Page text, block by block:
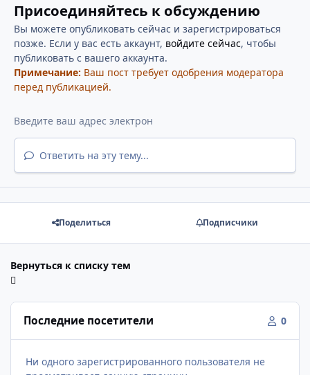
Присоединяйтесь к обсуждению
Вы можете опубликовать сейчас и зарегистрироваться
позже. Если у вас есть аккаунт, войдите сейчас, чтобы
публиковать с вашего аккаунта.
Примечание: Ваш пост требует одобрения модератора
перед публикацией.
Ответить на эту тему...
Поделиться Подписчики
Вернуться к списку тем
Последние посетители 0
Ни одного зарегистрированного пользователя не